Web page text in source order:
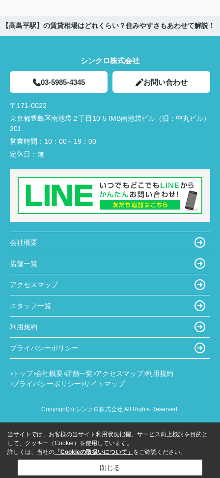
【高島平駅】の賃貸相場はどれくらい？住みやすさもあわせて解説！
シンクロ株式会社
03-5985-4345 お問い合わせ
〒171-0022
東京都豊島区南池袋２丁目10-5 IMB南池袋ビル（旧：中丸ビル）
201
営業時間： 10：00～19：00
定休日： 無
会社概要
店舗一覧
アクセスマップ
スタッフ一覧
利用規約
プライバシーポリシー
トップ 会社概要 店舗一覧 アクセスマップ 利用規約
プライバシーポリシー サイトマップ
Copyright(c) シンクロ株式会社 All Rights Reserved.
当サイトでは、お客様の当サイト利用状況把握、サービス向上検討を目的と
して、クッキー（Cookie）を使用しています。
詳しくは、当社の 「Cookieの取扱いについて」 をご確認ください。
閉じる